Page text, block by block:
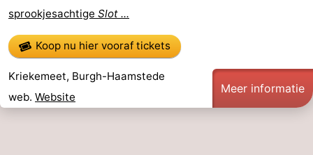
Zwembaden
-
Fietsen
-
Wandelen
-
Paardrijden
-
sprookjesachtige Slot ...
Koop nu hier vooraf tickets
Kriekemeet, Burgh-Haamstede
web. Website
Meer informatie